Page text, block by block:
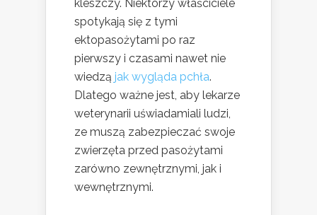
kleszczy. Niektórzy właściciele
spotykają się z tymi
ektopasożytami po raz
pierwszy i czasami nawet nie
wiedzą jak wygląda pchła.
Dlatego ważne jest, aby lekarze
weterynarii uświadamiali ludzi,
ze muszą zabezpieczać swoje
zwierzęta przed pasożytami
zarówno zewnętrznymi, jak i
wewnętrznymi.